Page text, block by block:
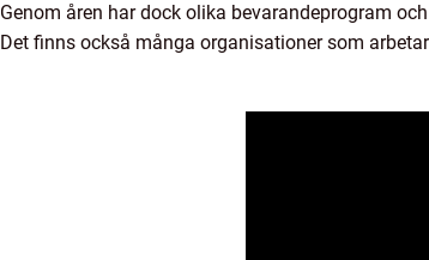
Genom åren har dock olika bevarandeprogram
Det finns också många organisationer som